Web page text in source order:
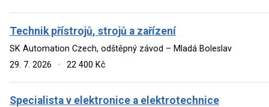
Technik přístrojů, strojů a zařízení
SK Automation Czech, odštěpný závod – Mladá Boleslav
29. 7. 2026
· 22 400 Kč
Specialista v elektronice a elektrotechnice